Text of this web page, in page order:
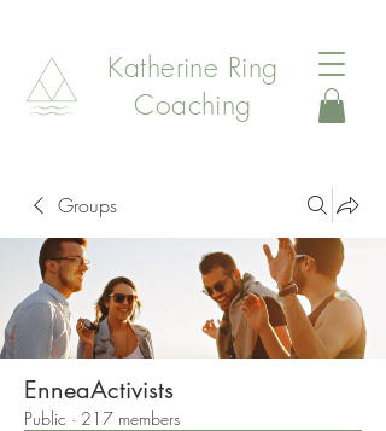
Katherine Ring
Coaching
Groups
EnneaActivists
Public · 217 members